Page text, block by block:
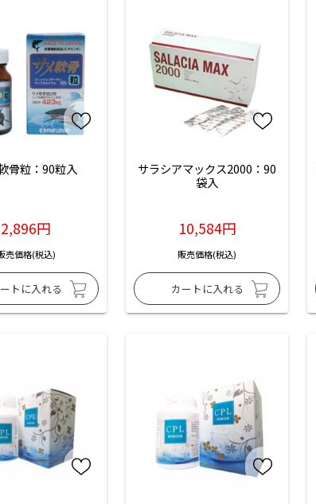
骨粒：90粒入
2,896円
売価格(税込)
サラシアマックス2000：90
袋入
10,584円
販売価格(税込)